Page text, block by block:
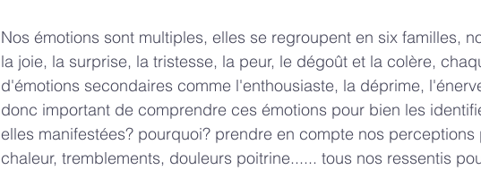
Nos émotions sont multiples, elles se regroupent en six familles,
la joie, la surprise, la tristesse, la peur, le dégoût et la colère,
d'émotions secondaires comme l'enthousiaste, la déprime,
donc important de comprendre ces émotions pour bien les
elles manifestées? pourquoi? prendre en compte nos
chaleur, tremblements, douleurs poitrine...... tous nos ressentis